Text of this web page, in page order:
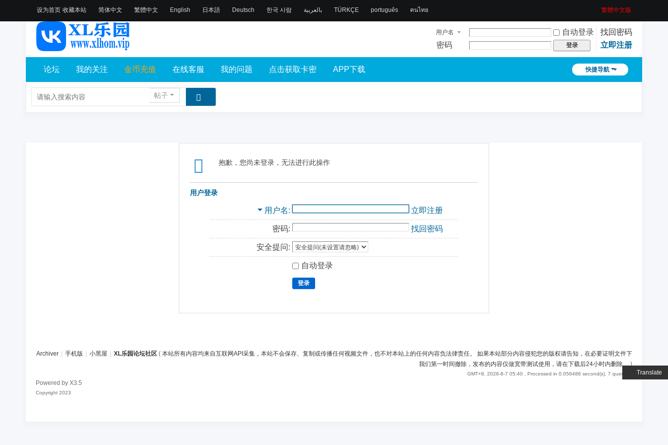
设为首页 收藏本站
Translate
简体中文 繁體中文 English 日本語 Deutsch 한국 사람 بالعربية TÜRKÇE português คนไทย 繁體中文版
用户名 自动登录
找回密码
密码
登录 立即注册
快捷导航
论坛 我的关注 金币充值 在线客服 我的问题 点击获取卡密 APP下载
帖子
抱歉，您尚未登录，无法进行此操作
用户登录
用户名 立即注册
密码: 找回密码
安全提问:
自动登录
登录
Archiver 手机版 小黑屋 XL乐园论坛社区 ( 本站所有内容均来自互联网API采集，本站不会保存、复制或传播任何视频文件，也不对本站上的任何内容负法律责任。 如果本站部分内容侵犯您的版权请告知，在必要证明文件下
我们第一时间撤除，发布的内容仅做宽带测试使用，请在下载后24小时内删除。)
GMT+8, 2026-8-7 05:40 , Processed in 0.056486 second(s), 7 queries .
Powered by X3.5
Copyright 2023